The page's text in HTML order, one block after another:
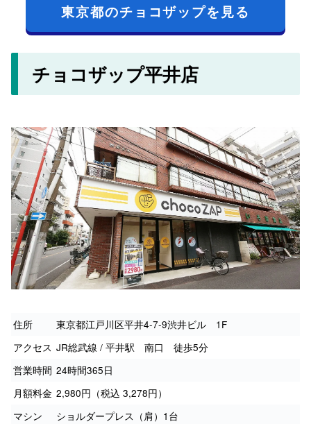
東京都のチョコザップを見る
チョコザップ平井店
住所
東京都江戸川区平井4-7-9渋井ビル 1F
アクセス JR総武線 / 平井駅 南口 徒歩5分
営業時間 24時間365日
月額料金 2,980円（税込 3,278円）
マシン
ショルダープレス（肩）1台